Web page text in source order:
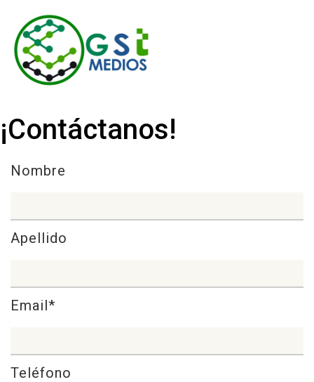
¡Contáctanos!
Nombre
Apellido
Email*
Teléfono